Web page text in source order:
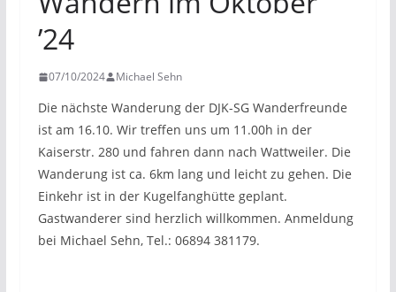
’24
07/10/2024 Michael Sehn
Die nächste Wanderung der DJK-SG Wanderfreunde
ist am 16.10. Wir treffen uns um 11.00h in der
Kaiserstr. 280 und fahren dann nach Wattweiler. Die
Wanderung ist ca. 6km lang und leicht zu gehen. Die
Einkehr ist in der Kugelfanghütte geplant.
Gastwanderer sind herzlich willkommen. Anmeldung
bei Michael Sehn, Tel.: 06894 381179.